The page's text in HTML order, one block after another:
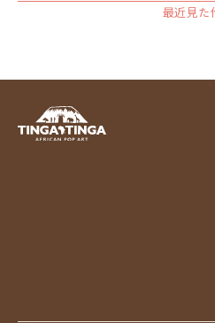
最近見た